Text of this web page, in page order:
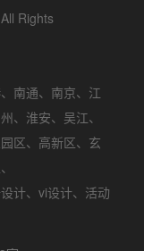
Rights
、 南通、 南京、 江
、 淮安、 吴江、
区、 高新区、 玄
、
计、 vi设计、 活动